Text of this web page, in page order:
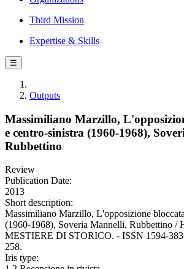
Third Mission
Expertise & Skills
☰
Outputs
Massimiliano Marzillo,
e centro-sinistra (1960-1968),
Rubbettino
Review
Publication Date:
2013
Short description:
Massimiliano Marzillo, L'opposizione
(1960-1968), Soveria Mannelli, Rubbettino /
MESTIERE DI STORICO. - ISSN 1594-
258.
Iris type: